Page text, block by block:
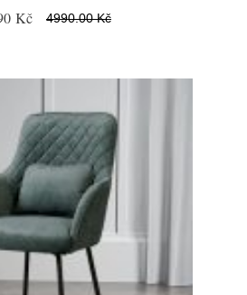
Kč 4990.00 Kč